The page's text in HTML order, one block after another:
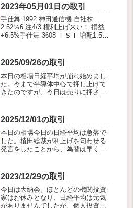
ちが土日に不安を成熟し、月曜日に
は大爆発するような下げが来る。き
っとここが底だと思...
2023年05月01日の取引
手仕舞 1992 神田通信機 自社株
2.52％6 注4/3 権利上げ来い！ 損益
+6.5%手仕舞 3608 ＴＳＩ 増配1.5<-
12% 損益 +8.7%手...
2025/09/26の取引
本日の相場日経平均が崩れ始めまし
た。今まで半導体中心で押し上げて
きたのですが、今日は売りに押され
けに、この下げは安心感を誘いま
す。そのためか、バリューには買い
が入りました。日...
2025/12/01の取引
本日の相場今日の日経平均は急落で
した。植田総裁が利上げを匂わせる
発言をしたことから、為替は早くも
キャリーで日経平均を買ったのか、
よく解る動きだったのではないでし
ょうか。円キャリ...
2023/12/29の取引
今日は大納会。ほとんどの機関投資
家はお休みとなり、日経平均は元気
がありませんでしたが、個人投資家